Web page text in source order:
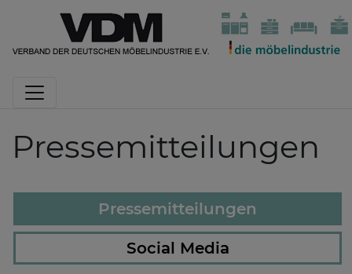
Pressemitteilungen
Pressemitteilungen
Social Media